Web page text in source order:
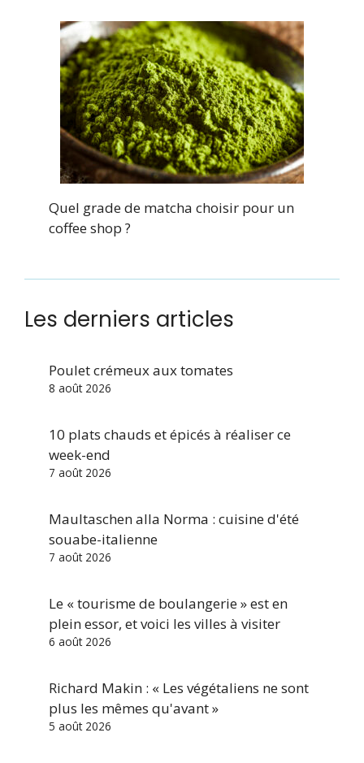
Quel grade de matcha choisir pour un
coffee shop ?
Les derniers articles
Poulet crémeux aux tomates
8 août 2026
10 plats chauds et épicés à réaliser ce
week-end
7 août 2026
Maultaschen alla Norma : cuisine d'été
souabe-italienne
7 août 2026
Le « tourisme de boulangerie » est en
plein essor, et voici les villes à visiter
6 août 2026
Richard Makin : « Les végétaliens ne sont
plus les mêmes qu'avant »
5 août 2026